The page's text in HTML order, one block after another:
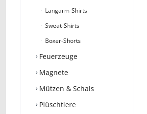
Langarm-Shirts
Sweat-Shirts
Boxer-Shorts
Feuerzeuge
Magnete
Mützen & Schals
Plüschtiere